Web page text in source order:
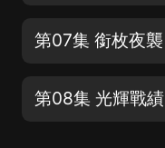
第07集 銜枚夜襲
第08集 光輝戰績